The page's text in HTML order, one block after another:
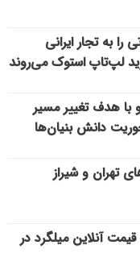
به تجار ایرانی
لپ‌تاپ استوک می‌روند
با هدف تغییر مسیر
دانش بنیان‌ها
تهران و شیراز
آنلاین میلگرد در